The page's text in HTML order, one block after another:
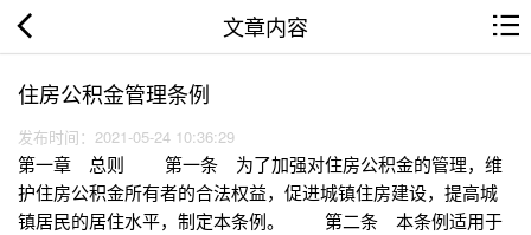
文章内容
住房公积金管理条例
发布时间：2021-05-24 10:36:29
第一章 总则 第一条 为了加强对住房公积金的管理，维
护住房公积金所有者的合法权益，促进城镇住房建设，提高城
镇居民的居住水平，制定本条例。 第二条 本条例适用于